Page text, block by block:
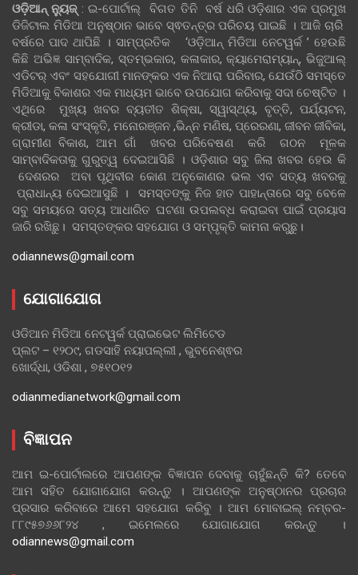
ଓଡ଼ିଆନ୍‍ ନ୍ୟୁଜ୍‍: ଇ-ପୋର୍ଟାଲ୍ ବିଗତ ତିନି ବର୍ଷ ଧରି ଓଡ଼ିଶାର ଏକ ପ୍ରମୁଖ
ଡିଜିଟାଲ ମିଡିଆ ଅନୁଷ୍ଠାନ ଭାବେ ସ୍ଵତନ୍ତ୍ର ପରିଚୟ ପାଇଛି । ଆଜି ଚାରି
ବର୍ଷରେ ପାଦ ଥାପିଛି । ସାମ୍ପ୍ରତିକ ‘ଓଡ଼ିଆନ୍‍ ମିଡିଆ ନେଟୱର୍କ ’ ହେଉଛି
କିଛି ଅଭିଜ୍ଞ ସାମ୍ବାଦିକ, ସ୍ତମ୍ଭକାର, କଳାକାର, କ୍ୟାମେରାମ୍ୟାନ୍, ଭିଜୁଆଲ୍
ଏଡିଟର୍ ଏବଂ ସହଯୋଗୀ ମାନଙ୍କର ଏକ ନିଆରା ପରିବାର, ଯେଉଁଠି ସମସ୍ତେ
ମିଡିଆକୁ ବିକାଶର ଏକ ମାଧ୍ୟମ ଭାବେ ଉପଯୋଗ କରିବାକୁ ସଦା ଚେଷ୍ଟିତ ।
ଏଥିରେ ମୁଖ୍ୟ ଖବର ବ୍ୟତୀତ ଶିକ୍ଷା, ସ୍ୱାସ୍ଥ୍ୟ, ବୃତ୍ତି, ପର୍ଯ୍ୟଟନ,
କ୍ରୀଡା, କଳା ସଂସ୍କୃତି, ମନୋରଞ୍ଜନ ,ଭିନ୍ନ ମଣିଷ, ପ୍ରେରଣା, ଜୀବନ ଜୀବିକା,
ଗ୍ରାମୀଣ ବିକାଶ, ଆମ ଗାଁ ଖବର ପରିବେଷଣ କରି ଗଠନ ମୂଳକ
ସାମ୍ବାଦିକତାକୁ ଗୁରୁତ୍ୱ ଦେଇଆସିଛି । ଓଡ଼ିଶାର ସବୁ ଜିଲା ଖବର ହେଉ କି
ଦେଶରର ଅବା ପୃଥିବୀର କୋଣ ଅନୁକୋଣର ଭଲ ଏବ ସତ୍ୟ ଖବରକୁ
ପ୍ରାଧାନ୍ୟ ଦେଇଆସୁଛି । ସମସ୍ତଙ୍କୁ ନିଜ ହାତ ପାହାନ୍ତାରେ ସବୁ ବେଳେ
ସବୁ ସମୟରେ ସତ୍ୟ ଆଧାରିତ ଘଟଣା ଉପଲବ୍ଧ କରାଇବା ପାଇଁ ପ୍ରୟାସ
ଜାରି ରଖିଛୁ। ସମସ୍ତଙ୍କର ସହଯୋଗ ଓ ସମ୍ପୃକ୍ତି କାମନା କରୁଛୁ।
odiannews@gmail.com
ଯୋଗାଯୋଗ
ଓଡିଆନ ମିଡିଆ ନେଟୱର୍କ ପ୍ରାଇଭେଟ ଲିମିଟେଡ
ପ୍ଲଟ – ୧୨୦୯, ଗଡସାହି ନୟାପଲ୍ଲୀ , ଭୁବନେଶ୍ଵର
ଖୋର୍ଦ୍ଧା, ଓଡିଶା , ୭୫୧୦୧୨
odianmedianetwork@gmail.com
ବିଜ୍ଞାପନ
ଆମ ଇ-ପୋର୍ଟାଲରେ ଆପଣଙ୍କ ବିଜ୍ଞାପନ ଦେବାକୁ ଚାହୁଁଛନ୍ତି କି? ତେବେ
ଆମ ସହିତ ଯୋଗାଯୋଗ କରନ୍ତୁ । ଆପଣଙ୍କ ଅନୁଷ୍ଠାନର ପ୍ରଚାର
ପ୍ରସାର କରିବାରେ ଆମେ ସହଯୋଗ କରିବୁ । ଆମ ମୋବାଇଲ୍ ନମ୍ବର-
୮୮୯୫୭୬୬୮୨୪ , ଇମେଲରେ ଯୋଗାଯୋଗ କରନ୍ତୁ ।
odiannews@gmail.com